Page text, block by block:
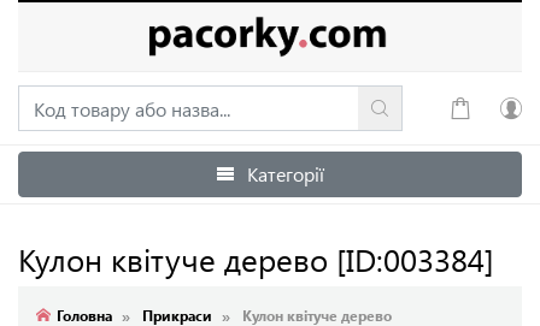
Увійти
Категорії
Кулон квітуче дерево [ID:003384]
Головна Прикраси Кулон квітуче дерево